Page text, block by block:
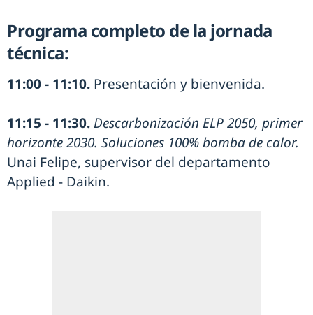
Programa completo de la jornada
técnica:
11:00 - 11:10. Presentación y bienvenida.
11:15 - 11:30.Descarbonización ELP 2050, primer
horizonte 2030. Soluciones 100% bomba de calor.
Unai Felipe, supervisor del departamento
Applied - Daikin.